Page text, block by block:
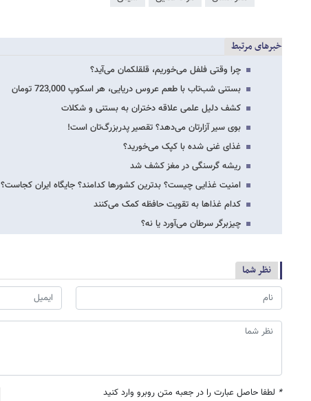
خبرهای مرتبط
چرا وقتی فلفل می‌خوریم، قلقلکمان می‌آید؟
بستنی شب‌تاب با طعم عروس دریایی، هر اسکوپ 723,000 تومان
کشف دلیل علمی علاقه دختران به بستنی و شکلات
بوی سیر آزارتان می‌دهد؟ تقصیر پدربزرگ‌تان است!
غذای غنی شده با کپک می‌خورید؟
ریشه گرسنگی در مغز کشف شد
امنیت غذایی چیست؟ بدترین کشورها کدامند؟ جایگاه ایران کجاست؟
کدام غذاها به تقویت حافظه کمک می‌کنند
چیزبرگر سرطان می‌آورد یا نه؟
نظر شما
* لطفا حاصل عبارت را در جعبه متن روبرو وارد کنید